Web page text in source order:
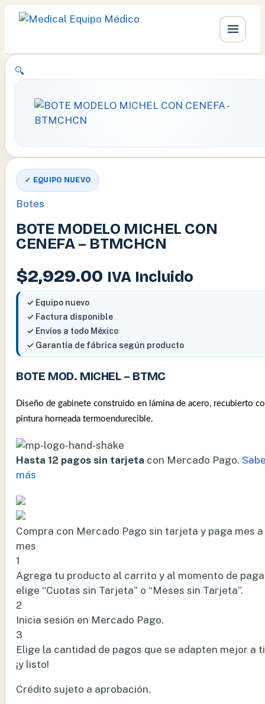
Ir
🔍
✓ EQUIPO NUEVO
Botes
BOTE MODELO MICHEL CON
CENEFA – BTMCHCN
$2,929.00 IVA Incluido
✓ Equipo nuevo
✓ Factura disponible
✓ Envíos a todo México
✓ Garantía de fábrica según producto
BOTE MOD. MICHEL – BTMC
Diseño de gabinete construido en lámina de acero, recubierto
pintura horneada termoendurecible.
Hasta 12 pagos sin tarjeta con Mercado Pago.
más
Compra con Mercado Pago sin tarjeta y paga mes a
mes
1
Agrega tu producto al carrito y al momento de
elige “Cuotas sin Tarjeta” o “Meses sin Tarjeta”.
2
Inicia sesión en Mercado Pago.
3
Elige la cantidad de pagos que se adapten mejor a ti
¡y listo!
Crédito sujeto a aprobación.